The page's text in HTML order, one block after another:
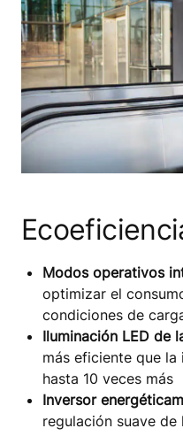
Modos operativos
optimizar el
condiciones de
Iluminación LED de
más eficiente que
hasta 10 veces más
Inversor
regulación suave